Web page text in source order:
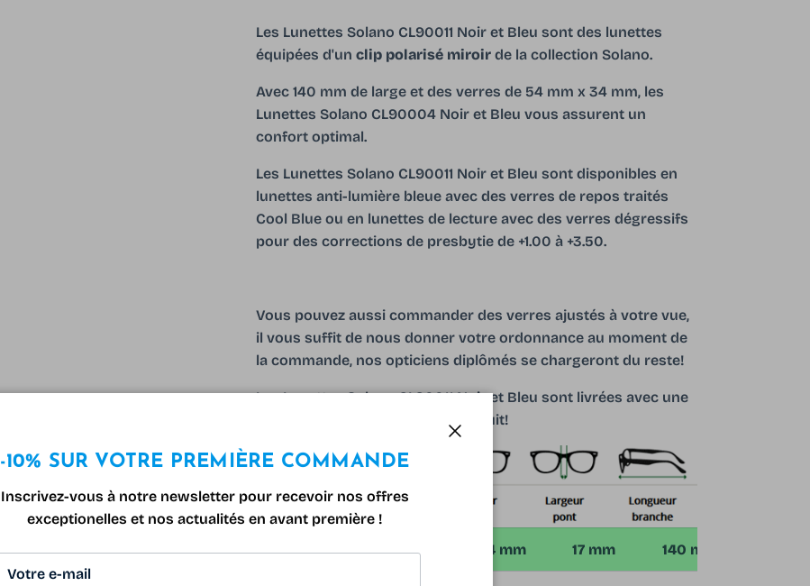
Les Lunettes Solano CL90011 Noir et Bleu sont des lunettes
équipées d'un clip polarisé miroir de la collection Solano.
Avec 140 mm de large et des verres de 54 mm x 34 mm, les
Lunettes Solano CL90004 Noir et Bleu vous assurent un
confort optimal.
Les Lunettes Solano CL90011 Noir et Bleu sont disponibles en
lunettes anti-lumière bleue avec des verres de repos traités
Cool Blue ou en lunettes de lecture avec des verres dégressifs
pour des corrections de presbytie de +1.00 à +3.50.
Vous pouvez aussi commander des verres ajustés à votre vue,
il vous suffit de nous donner votre ordonnance au moment de
la commande, nos opticiens diplômés se chargeront du reste!
Les Lunettes Solano CL90011 Noir et Bleu sont livrées avec une
microfibre et un étui optique gratuit!
140 mm 54 mm 34 mm 17 mm 140 mm
Fermer
-10% SUR VOTRE PREMIÈRE COMMANDE
Inscrivez-vous à notre newsletter pour recevoir nos offres
exceptionelles et nos actualités en avant première !